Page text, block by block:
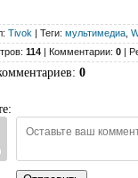
Tivok | Теги: мультимедиа
114 | Комментарии: 0 |
: 0